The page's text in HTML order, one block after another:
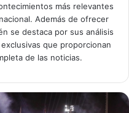
más relevantes
Además de ofrecer
se destaca por sus análisis
que proporcionan
de las noticias.